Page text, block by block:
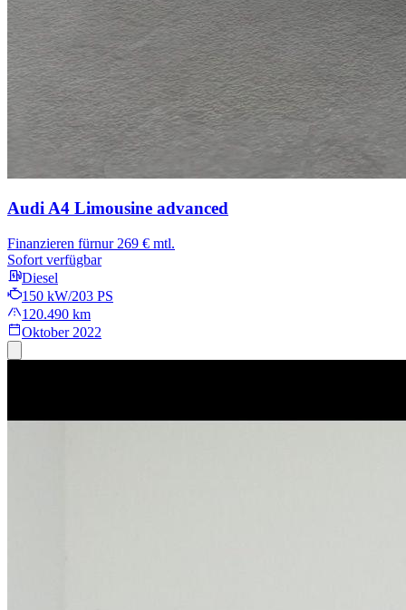
Audi A4 Limousine advanced
Finanzieren fürnur 269 € mtl.
Sofort verfügbar
Diesel
150 kW/203 PS
120.490 km
Oktober 2022